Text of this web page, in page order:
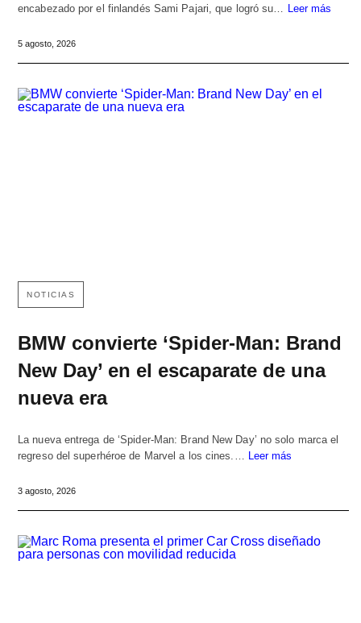
encabezado por el finlandés Sami Pajari, que logró su… Leer más
5 agosto, 2026
NOTICIAS
BMW convierte ‘Spider-Man: Brand
New Day’ en el escaparate de una
nueva era
La nueva entrega de ‘Spider-Man: Brand New Day’ no solo marca el
regreso del superhéroe de Marvel a los cines.… Leer más
3 agosto, 2026